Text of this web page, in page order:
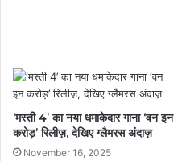
‘मस्ती 4’ का नया धमाकेदार गाना ‘वन इन
करोड़’ रिलीज़, देखिए ग्लैमरस अंदाज़
November 16, 2025